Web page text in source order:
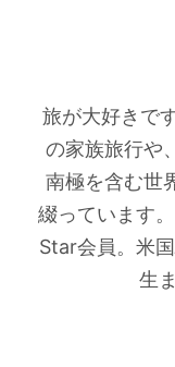
旅が大好きで
の家族旅行や
南極を含む世
綴っています
Star会員。米
生